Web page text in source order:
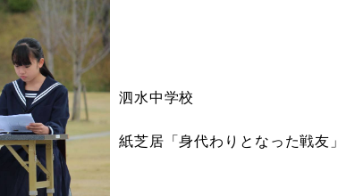
泗水中学校
紙芝居「身代わりとなった戦友」